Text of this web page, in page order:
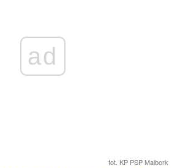
ad
fot. KP PSP Malbork